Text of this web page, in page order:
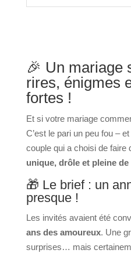
🎉 Un
rires, énigmes
fortes !
Et si votre mariage
C’est le pari un peu fou –
couple qui a choisi de faire
unique, drôle et pleine
🎁 Le brief : un
presque !
Les invités avaient été
ans des amoureux. Une
surprises… mais